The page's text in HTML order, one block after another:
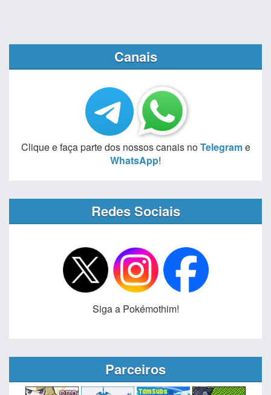
Canais
Clique e faça parte dos nossos canais noTelegrame
WhatsApp!
Redes Sociais
Siga a Pokémothim!
Parceiros